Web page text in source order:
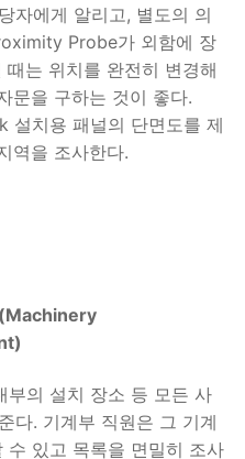
자에게 알리고, 별도의 의
Probe가 외함에 장
는 위치를 완전히 변경해
문을 구하는 것이 좋다.
설치용 패널의 단면도를 제
역을 조사한다.
부의 설치 장소 등 모든 사
다. 기계부 직원은 그 기계
수 있고 목록을 면밀히 조사